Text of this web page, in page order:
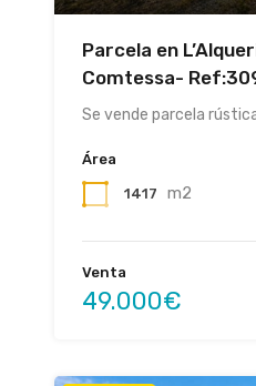
Parcela en
Comtessa-
Se vende parcela
Área
1417 m2
Venta
49.000€